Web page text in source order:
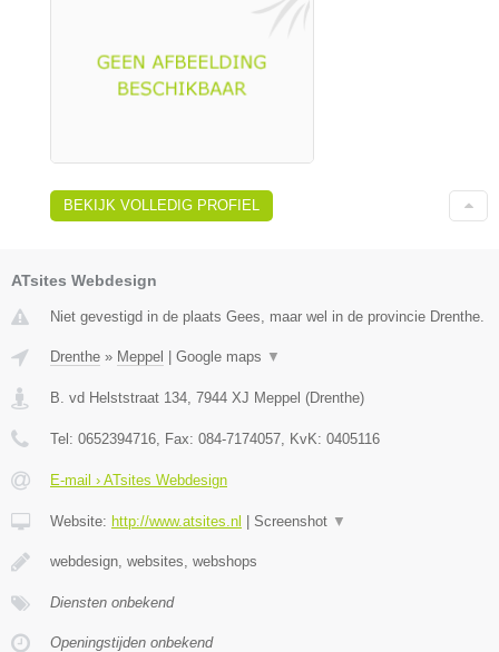
BEKIJK VOLLEDIG PROFIEL
ATsites Webdesign
Niet gevestigd in de plaats Gees, maar wel in de provincie Drenthe.
Drenthe » Meppel Google maps ▼
B. vd Helststraat 134 7944 XJ Meppel (Drenthe)
Tel: 0652394716 , Fax: 084-7174057 , KvK: 0405116
E-mail › ATsites Webdesign
Website: http://www.atsites.nl Screenshot ▼
webdesign, websites, webshops
Diensten onbekend
Openingstijden onbekend